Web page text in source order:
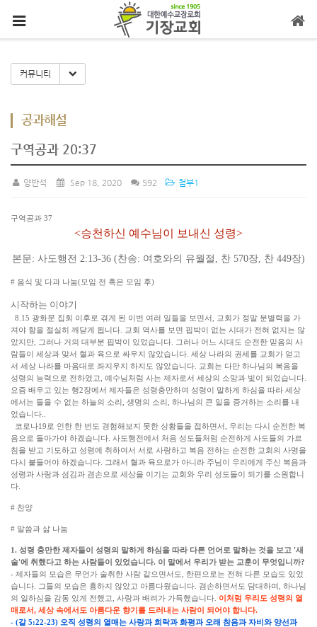
커뮤니티 Toggle Dropdown
공과해설
구역공과 20:37
양반석 Sep 18, 2020 592 첨부1
구역공과 37
<승천하신 예수님이 보내신 성령>
본문: 사도행전 2:13-36 (찬송: 여호와의 유월절, 찬 570장, 찬 449장)
# 음식 및 다과 나눔(모임 전 혹은 모임 후)
시작하는 이야기
8.15 광화문 집회 이후로 겪게 된 이번 여러 일들을 보면서, 교회가 정말 분별력을 가
져야 함을 절실히 깨닫게 됩니다. 교회 역사를 보면 핍박이 없는 시대가 전혀 없지는 않
았지만, 그러나 거의 대부분 핍박이 있었습니다. 그러나 어느 시대도 순전한 믿음의 사
람들이 세상과 맞서 혈과 육으로 싸우지 않았습니다. 세상 나라의 권세를 교회가 얻고
서 세상 나라를 마음대로 좌지우지 하지도 않았습니다. 교회는 다만 하나님의 복음을
성령의 능력으로 전하였고, 예수님처럼 사는 제자로서 세상의 소망과 빛이 되었습니다.
요즘 배우고 있는 행2장에서 제자들은 성령충만하여 성령이 말하게 하심을 따라 세상
에서는 들을 수 없는 하늘의 소리, 생명의 소리, 하나님의 큰 일을 증거하는 소리를 내
었습니다..
코로나19로 인한 한 번도 경험해보지 못한 상황들을 접하면서, 우리는 다시 순전한 복
음으로 돌아가야 하겠습니다. 사도행전에서 처음 성도들처럼 순전하게 사도들의 가르
침을 받고 기도하고 성령에 취하여서 서로 사랑하고 복음 전하는 순전한 교회의 사명을
다시 붙들어야 하겠습니다. 그래서 혈과 육으로가 아니라 주님이 우리에게 주신 복음과
성령과 사랑과 섬김과 겸손으로 세상을 이기는 교회와 우리 성도들이 되기를 소원합니
다.
# 찬양
# 말씀과 삶 나눔
1. 성령 충만한 제자들이 성령의 말하게 하심을 따라 다른 언어로 말하는 것을 보고 '새
술'에 취했다고 하는 사람들이 있었습니다. 이 말에서 우리가 받는 교훈이 무엇입니까?
- 제자들의 모습은 무언가 술취한 사람 같으면서도, 한편으로는 전혀 다른 모습도 있었
습니다. 그들의 모습은 흉하지 않았고 아름다웠습니다. 겸손하면서도 담대하며, 하나님
의 일하심을 감동 있게 전했고, 사랑과 배려가 가득했습니다. 이처럼 우리도 성령의 열
매로서, 세상 속에서도 아름다운 향기를 드러내는 사람이 되어야 합니다.
- (갈 5:22-23) 오직 성령의 열매는 사랑과 희락과 화평과 오래 참음과 자비와 양선과